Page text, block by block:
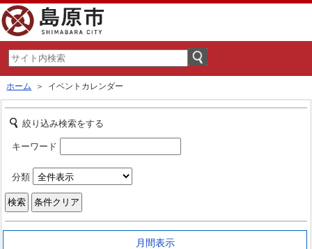
ホーム ＞ イベントカレンダー
絞り込み検索をする
キーワード
分類
月間表示